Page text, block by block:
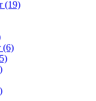
(19)
(6)